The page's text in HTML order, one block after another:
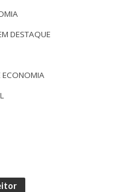
DESTAQUE
ECONOMIA